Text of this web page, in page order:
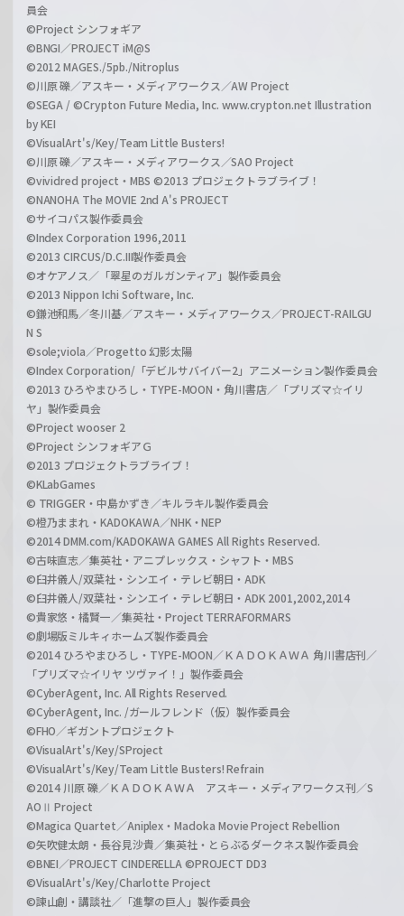
員会
©Project シンフォギア
©BNGI／PROJECT iM@S
©2012 MAGES./5pb./Nitroplus
©川原 礫／アスキー・メディアワークス／AW Project
©SEGA / ©Crypton Future Media, Inc. www.crypton.net Illustration
by KEI
©VisualArt's/Key/Team Little Busters!
©川原 礫／アスキー・メディアワークス／SAO Project
©vividred project・MBS ©2013 プロジェクトラブライブ！
©NANOHA The MOVIE 2nd A's PROJECT
©サイコパス製作委員会
©Index Corporation 1996,2011
©2013 CIRCUS/D.C.III製作委員会
©オケアノス／「翠星のガルガンティア」製作委員会
©2013 Nippon Ichi Software, Inc.
©鎌池和馬／冬川基／アスキー・メディアワークス／PROJECT-RAILGU
N S
©sole;viola／Progetto 幻影太陽
©Index Corporation/「デビルサバイバー2」アニメーション製作委員会
©2013 ひろやまひろし・TYPE-MOON・角川書店／「プリズマ☆イリ
ヤ」製作委員会
©Project wooser 2
©Project シンフォギアＧ
©2013 プロジェクトラブライブ！
©KLabGames
© TRIGGER・中島かずき／キルラキル製作委員会
©橙乃ままれ・KADOKAWA／NHK・NEP
©2014 DMM.com/KADOKAWA GAMES All Rights Reserved.
©古味直志／集英社・アニプレックス・シャフト・MBS
©臼井儀人/双葉社・シンエイ・テレビ朝日・ADK
©臼井儀人/双葉社・シンエイ・テレビ朝日・ADK 2001,2002,2014
©貴家悠・橘賢一／集英社・Project TERRAFORMARS
©劇場版ミルキィホームズ製作委員会
©2014 ひろやまひろし・TYPE-MOON／ＫＡＤＯＫＡＷＡ 角川書店刊／
「プリズマ☆イリヤ ツヴァイ！」製作委員会
©CyberAgent, Inc. All Rights Reserved.
©CyberAgent, Inc. /ガールフレンド（仮）製作委員会
©FHO／ギガントプロジェクト
©VisualArt's/Key/SProject
©VisualArt's/Key/Team Little Busters! Refrain
©2014 川原 礫／ＫＡＤＯＫＡＷＡ アスキー・メディアワークス刊／S
AOⅡ Project
©Magica Quartet／Aniplex・Madoka Movie Project Rebellion
©矢吹健太朗・長谷見沙貴／集英社・とらぶるダークネス製作委員会
©BNEI／PROJECT CINDERELLA ©PROJECT DD3
©VisualArt's/Key/Charlotte Project
©諫山創・講談社／「進撃の巨人」製作委員会